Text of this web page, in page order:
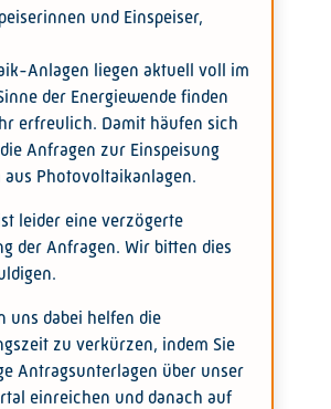
und Einspeiser,
Anlagen liegen aktuell voll im
der Energiewende finden
erfreulich. Damit häufen sich
Anfragen zur Einspeisung
Photovoltaikanlagen.
leider eine verzögerte
der Anfragen. Wir bitten dies
uns dabei helfen die
zu verkürzen, indem Sie
Antragsunterlagen über unser
einreichen und danach auf